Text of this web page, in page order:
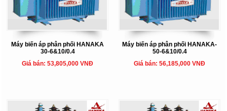
Máy biến áp phân phối HANAKA
30-6&10/0.4
Giá bán: 53,805,000 VNĐ
Máy biến áp phân phối HANAKA-
50-6&10/0.4
Giá bán: 56,185,000 VNĐ